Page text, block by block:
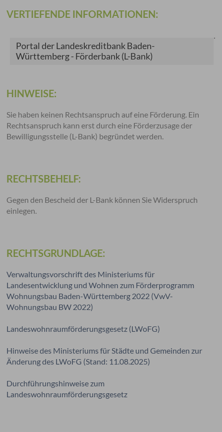
VERTIEFENDE INFORMATIONEN:
Portal der Landeskreditbank Baden-
Württemberg - Förderbank (L-Bank)
.
HINWEISE:
Sie haben keinen Rechtsanspruch auf eine Förderung. Ein
Rechtsanspruch kann erst durch eine Förderzusage der
Bewilligungsstelle (L-Bank) begründet werden.
RECHTSBEHELF:
Gegen den Bescheid der L-Bank können Sie Widerspruch
einlegen.
RECHTSGRUNDLAGE:
Verwaltungsvorschrift des Ministeriums für
Landesentwicklung und Wohnen zum Förderprogramm
Wohnungsbau Baden-Württemberg 2022 (VwV-
Wohnungsbau BW 2022)
Landeswohnraumförderungsgesetz (LWoFG)
Hinweise des Ministeriums für Städte und Gemeinden zur
Änderung des LWoFG (Stand: 11.08.2025)
Durchführungshinweise zum
Landeswohnraumförderungsgesetz